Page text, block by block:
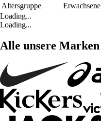
Altersgruppe
Erwachsene
Loading...
Loading...
Alle unsere Marken